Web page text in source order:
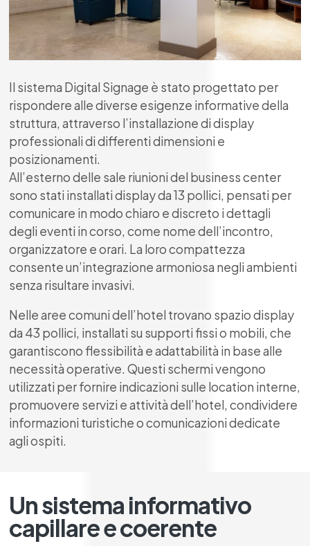
Il sistema Digital Signage è stato progettato per
rispondere alle diverse esigenze informative della
struttura, attraverso l’installazione di display
professionali di differenti dimensioni e
posizionamenti.
All’esterno delle sale riunioni del business center
sono stati installati display da 13 pollici, pensati per
comunicare in modo chiaro e discreto i dettagli
degli eventi in corso, come nome dell’incontro,
organizzatore e orari. La loro compattezza
consente un’integrazione armoniosa negli ambienti
senza risultare invasivi.
Nelle aree comuni dell’hotel trovano spazio display
da 43 pollici, installati su supporti fissi o mobili, che
garantiscono flessibilità e adattabilità in base alle
necessità operative. Questi schermi vengono
utilizzati per fornire indicazioni sulle location interne,
promuovere servizi e attività dell’hotel, condividere
informazioni turistiche o comunicazioni dedicate
agli ospiti.
Un sistema informativo
capillare e coerente